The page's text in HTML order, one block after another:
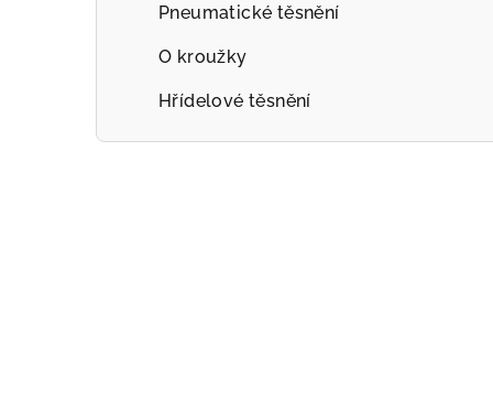
Pneumatické těsnění
O kroužky
Hřídelové těsnění